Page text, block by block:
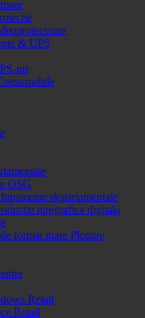
& UPS
uri
OSG
departamentale
tipografica digitala
format mare Plottare
Retail
Retail